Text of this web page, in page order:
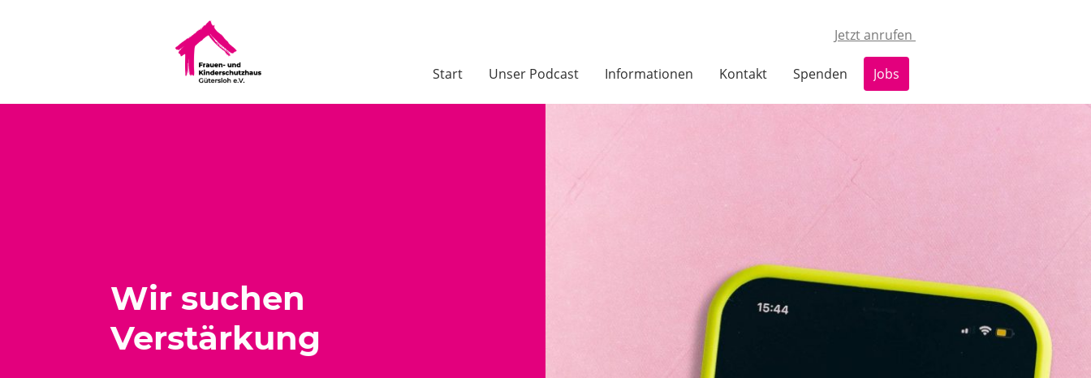
Jetzt anrufen
Start Unser Podcast Informationen Kontakt Spenden Jobs
Wir suchen
Verstärkung